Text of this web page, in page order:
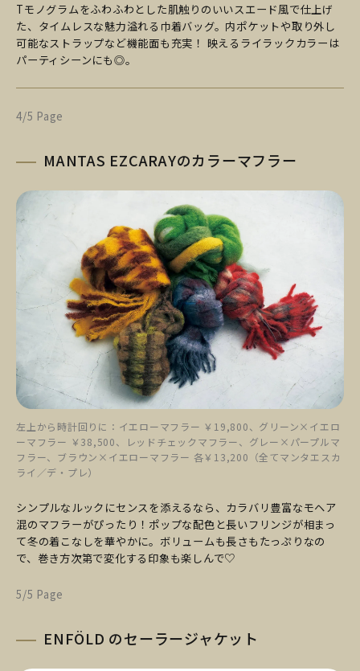
Tモノグラムをふわふわとした肌触りのいいスエード風で仕上げ
た、タイムレスな魅力溢れる巾着バッグ。内ポケットや取り外し
可能なストラップなど機能面も充実！ 映えるライラックカラーは
パーティシーンにも◎。
4/5 Page
MANTAS EZCARAYのカラーマフラー
左上から時計回りに：イエローマフラー ￥19,800、グリーン×イエロ
ーマフラー ￥38,500、レッドチェックマフラー、グレー×パープルマ
フラー、ブラウン×イエローマフラー 各￥13,200（全てマンタエスカ
ライ／デ・プレ）
シンプルなルックにセンスを添えるなら、カラバリ豊富なモヘア
混のマフラーがぴったり！ポップな配色と長いフリンジが相まっ
て冬の着こなしを華やかに。ボリュームも長さもたっぷりなの
で、巻き方次第で変化する印象も楽しんで♡
5/5 Page
ENFÖLD のセーラージャケット